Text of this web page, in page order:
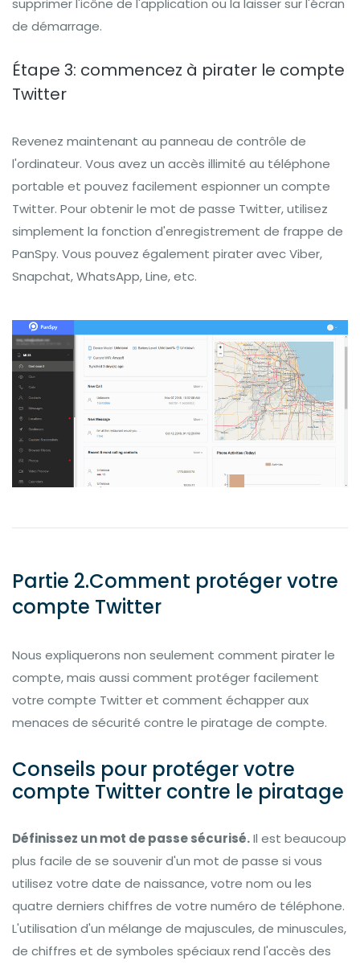
supprimer l'icône de l'application ou la laisser sur l'écran
de démarrage.
Étape 3: commencez à pirater le compte
Twitter
Revenez maintenant au panneau de contrôle de
l'ordinateur. Vous avez un accès illimité au téléphone
portable et pouvez facilement espionner un compte
Twitter. Pour obtenir le mot de passe Twitter, utilisez
simplement la fonction d'enregistrement de frappe de
PanSpy. Vous pouvez également pirater avec Viber,
Snapchat, WhatsApp, Line, etc.
Partie 2.Comment protéger votre
compte Twitter
Nous expliquerons non seulement comment pirater le
compte, mais aussi comment protéger facilement
votre compte Twitter et comment échapper aux
menaces de sécurité contre le piratage de compte.
Conseils pour protéger votre
compte Twitter contre le piratage
Définissez un mot de passe sécurisé.Il est beaucoup
plus facile de se souvenir d'un mot de passe si vous
utilisez votre date de naissance, votre nom ou les
quatre derniers chiffres de votre numéro de téléphone.
L'utilisation d'un mélange de majuscules, de minuscules,
de chiffres et de symboles spéciaux rend l'accès des